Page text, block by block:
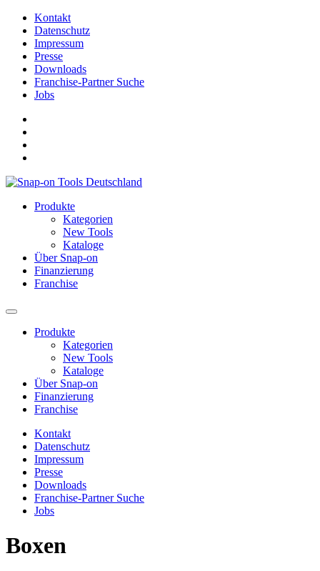
Kontakt
Datenschutz
Impressum
Presse
Downloads
Franchise-Partner Suche
Jobs
Produkte
Kategorien
New Tools
Kataloge
Über Snap-on
Finanzierung
Franchise
Produkte
Kategorien
New Tools
Kataloge
Über Snap-on
Finanzierung
Franchise
Kontakt
Datenschutz
Impressum
Presse
Downloads
Franchise-Partner Suche
Jobs
Boxen